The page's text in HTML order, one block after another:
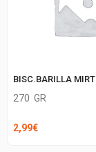
BISC.BARILLA
270 GR
2,99€